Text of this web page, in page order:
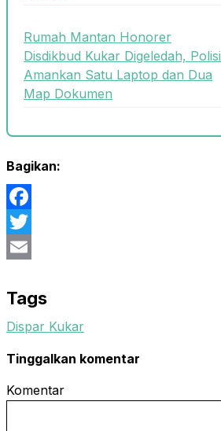
Rumah Mantan Honorer
Disdikbud Kukar Digeledah, Polisi
Amankan Satu Laptop dan Dua
Map Dokumen
Bagikan:
Facebook
Twitter
Tags
Dispar Kukar
Tinggalkan komentar
Komentar